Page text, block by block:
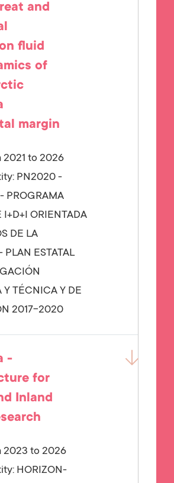
and
fluid
of
margin
2021 to 2026
PN2020 -
PROGRAMA
I+D+I ORIENTADA
DE LA
PLAN ESTATAL
TÉCNICA Y DE
2017-2020
-
for
Inland
2023 to 2026
HORIZON-